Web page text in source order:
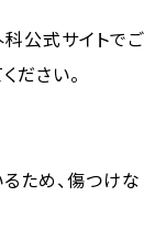
公式サイトでご
ださい。
ため、傷つけな